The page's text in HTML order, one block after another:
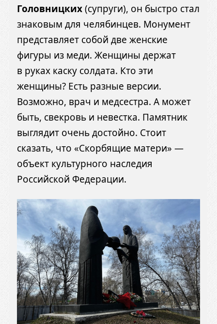
Головницких(супруги), он быстро стал
знаковым для челябинцев. Монумент
представляет собой две женские
фигуры из меди. Женщины держат
в руках каску солдата. Кто эти
женщины? Есть разные версии.
Возможно, врач и медсестра. А может
быть, свекровь и невестка. Памятник
выглядит очень достойно. Стоит
сказать, что «Скорбящие матери» —
объект культурного наследия
Российской Федерации.